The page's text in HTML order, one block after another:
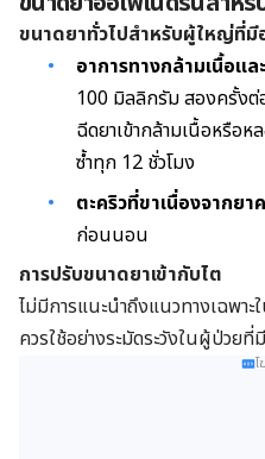
ขนาดยาทั่วไปสำหรับผู้ใหญ่ที่มี
อาการทางกล้ามเนื้อแ
100 มิลลิกรัม สองครั้งต่
ฉีดยาเข้ากล้ามเนื้อหรือห
ซ้ำทุก 12 ชั่วโมง
ตะคริวที่ขาเนื่องจากยา
ก่อนนอน
การปรับขนาดยาเข้ากับไต
ไม่มีการแนะนำถึงแนวทางเฉพา
ควรใช้อย่างระมัดระวังในผู้ป่วยที่
โ